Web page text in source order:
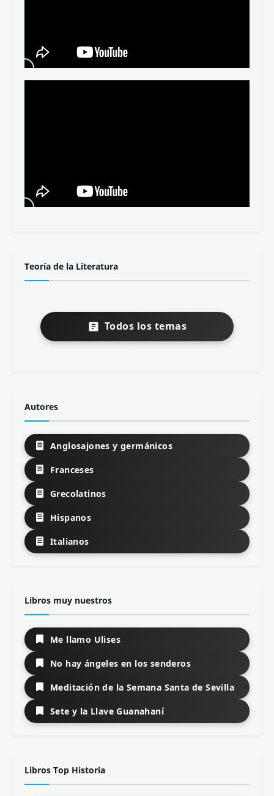
Teoría de la Literatura
Todos los temas
Autores
Anglosajones y germánicos
Franceses
Grecolatinos
Hispanos
Italianos
Libros muy nuestros
Me llamo Ulises
No hay ángeles en los senderos
Meditación de la Semana Santa de Sevilla
Sete y la Llave Guanahaní
Libros Top Historia